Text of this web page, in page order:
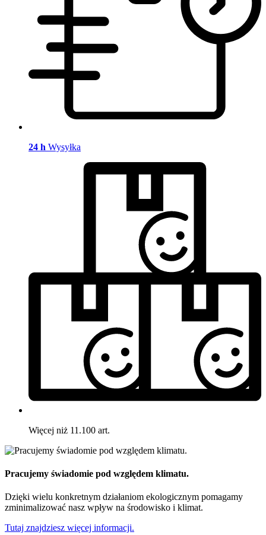
24 h Wysyłka
Więcej niż 11.100 art.
Pracujemy świadomie pod względem klimatu.
Dzięki wielu konkretnym działaniom ekologicznym pomagamy
zminimalizować nasz wpływ na środowisko i klimat.
Tutaj znajdziesz więcej informacji.